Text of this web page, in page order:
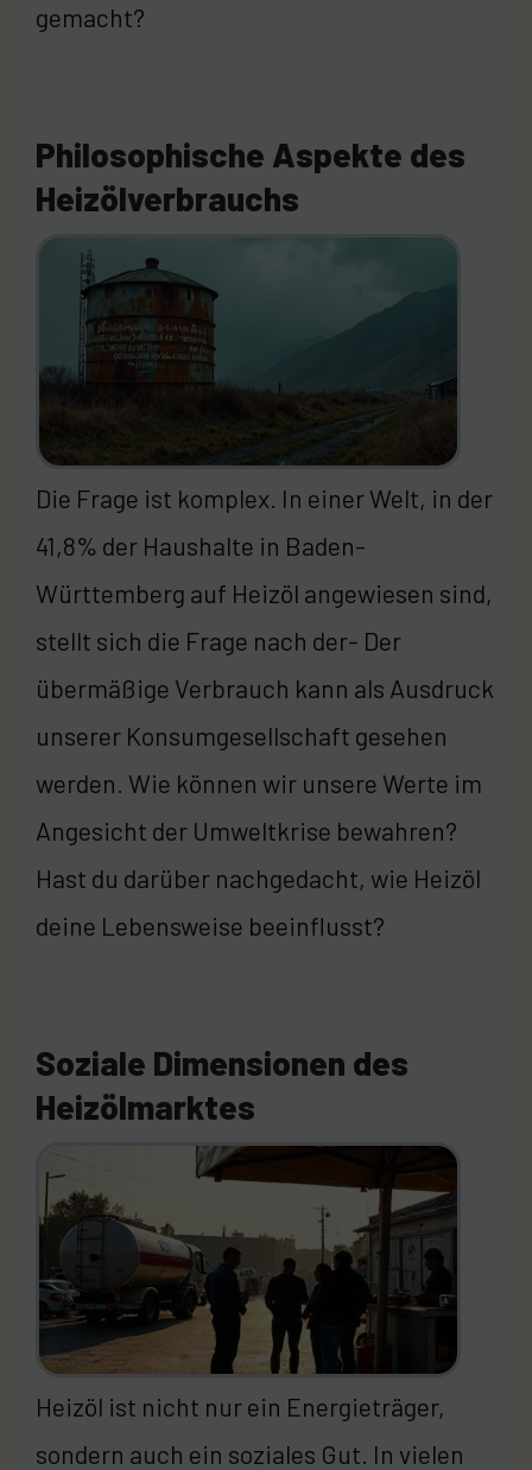
gemacht?
Philosophische Aspekte des
Heizölverbrauchs
Die Frage ist komplex. In einer Welt, in der
41,8% der Haushalte in Baden-
Württemberg auf Heizöl angewiesen sind,
stellt sich die Frage nach der- Der
übermäßige Verbrauch kann als Ausdruck
unserer Konsumgesellschaft gesehen
werden. Wie können wir unsere Werte im
Angesicht der Umweltkrise bewahren?
Hast du darüber nachgedacht, wie Heizöl
deine Lebensweise beeinflusst?
Soziale Dimensionen des
Heizölmarktes
Heizöl ist nicht nur ein Energieträger,
sondern auch ein soziales Gut. In vielen